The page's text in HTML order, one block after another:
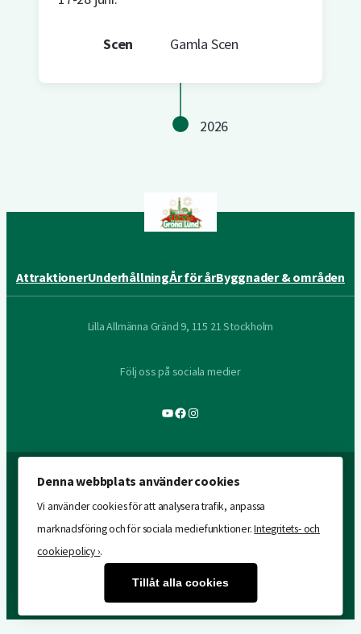
Scen Gamla Scen
2026
AttraktionerUnderhållningÅr för årByggnader & områden
Lilla Allmänna Gränd 9, 115 21 Stockholm
Följ oss på sociala medier
YouTube
Facebook
Instagram
Denna webbplats använder cookies
Vi använder cookies för att analysera trafik, anpassa
marknadsföring och för sociala mediefunktioner.Integritets- och
cookiepolicy ›.
Tillåt alla cookies